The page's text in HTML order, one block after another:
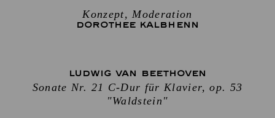
Konzept, Moderation
DOROTHEE KALBHENN
LUDWIG VAN BEETHOVEN
Sonate Nr. 21 C-Dur für Klavier, op. 53
"Waldstein"